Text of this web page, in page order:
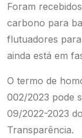
Foram
carbono para
flutuadores
ainda está em
O termo de
002/2023 pode
09/2022-2023
Transparência.